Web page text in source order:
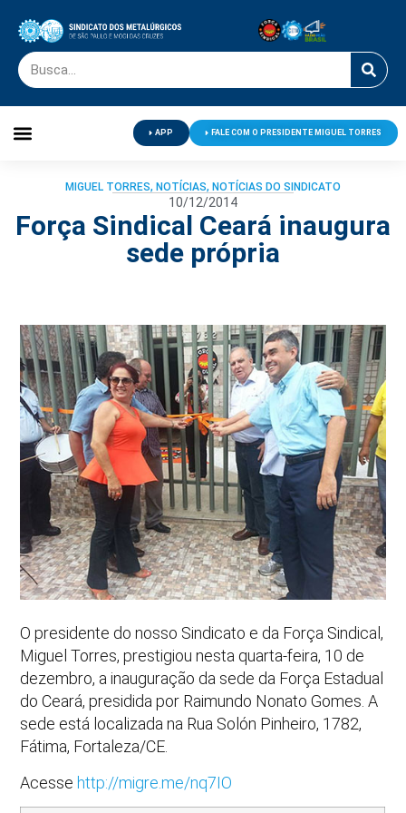
APP FALE COM O PRESIDENTE MIGUEL TORRES
MIGUEL TORRES, NOTÍCIAS, NOTÍCIAS DO SINDICATO
10/12/2014
Força Sindical Ceará inaugura
sede própria
O presidente do nosso Sindicato e da Força Sindical,
Miguel Torres, prestigiou nesta quarta-feira, 10 de
dezembro, a inauguração da sede da Força Estadual
do Ceará, presidida por Raimundo Nonato Gomes. A
sede está localizada na Rua Solón Pinheiro, 1782,
Fátima, Fortaleza/CE.
Acessehttp://migre.me/nq7IO